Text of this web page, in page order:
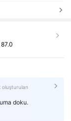
87.0
oluşturulan
doku.